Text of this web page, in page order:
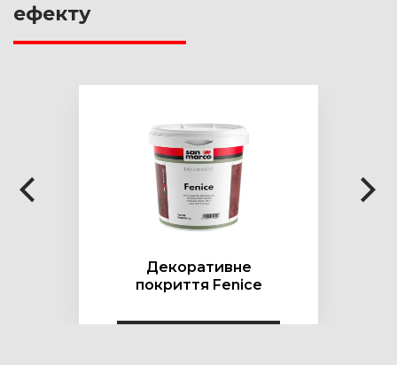
ефекту
Декоративне
покриття Fenice